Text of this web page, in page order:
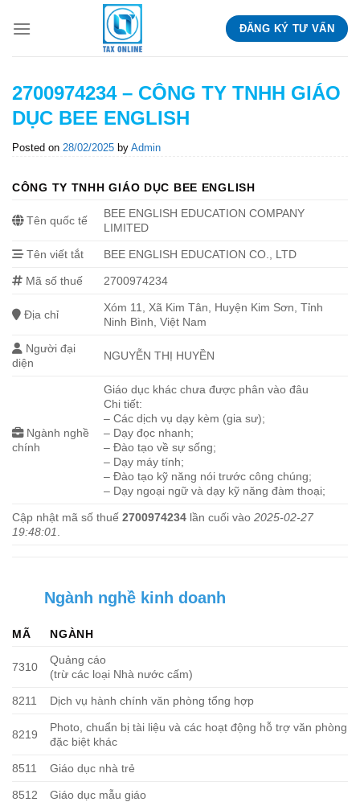
ĐĂNG KÝ TƯ VẤN
2700974234 – CÔNG TY TNHH GIÁO
DỤC BEE ENGLISH
Posted on 28/02/2025 by Admin
CÔNG TY TNHH GIÁO DỤC BEE ENGLISH
Tên quốc tế
BEE ENGLISH EDUCATION COMPANY
LIMITED
Tên viết tắt BEE ENGLISH EDUCATION CO., LTD
Mã số thuế 2700974234
Địa chỉ
Xóm 11, Xã Kim Tân, Huyện Kim Sơn, Tỉnh
Ninh Bình, Việt Nam
Người đại
diện
NGUYỄN THỊ HUYỀN
Ngành nghề
chính
Giáo dục khác chưa được phân vào đâu
Chi tiết:
– Các dịch vụ dạy kèm (gia sư);
– Dạy đọc nhanh;
– Đào tạo về sự sống;
– Dạy máy tính;
– Đào tạo kỹ năng nói trước công chúng;
– Dạy ngoại ngữ và dạy kỹ năng đàm thoại;
Cập nhật mã số thuế 2700974234 lần cuối vào 2025-02-27
19:48:01
Ngành nghề kinh doanh
MÃ NGÀNH
7310
Quảng cáo
(trừ các loại Nhà nước cấm)
8211 Dịch vụ hành chính văn phòng tổng hợp
8219
Photo, chuẩn bị tài liệu và các hoạt động hỗ trợ văn phòng
đặc biệt khác
8511 Giáo dục nhà trẻ
8512 Giáo dục mẫu giáo